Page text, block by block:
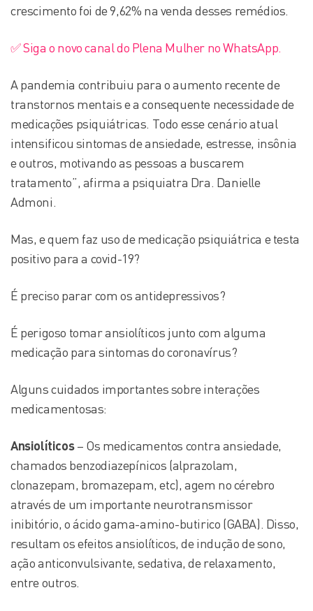
crescimento foi de 9,62% na venda desses remédios.
✅ Siga o novo canal do Plena Mulher no WhatsApp.
A pandemia contribuiu para o aumento recente de
transtornos mentais e a consequente necessidade de
medicações psiquiátricas. Todo esse cenário atual
intensificou sintomas de ansiedade, estresse, insônia
e outros, motivando as pessoas a buscarem
tratamento”, afirma a psiquiatra Dra. Danielle
Admoni.
Mas, e quem faz uso de medicação psiquiátrica e testa
positivo para a covid-19?
É preciso parar com os antidepressivos?
É perigoso tomar ansiolíticos junto com alguma
medicação para sintomas do coronavírus?
Alguns cuidados importantes sobre interações
medicamentosas:
Ansiolíticos– Os medicamentos contra ansiedade,
chamados benzodiazepínicos (alprazolam,
clonazepam, bromazepam, etc), agem no cérebro
através de um importante neurotransmissor
inibitório, o ácido gama-amino-butirico (GABA). Disso,
resultam os efeitos ansiolíticos, de indução de sono,
ação anticonvulsivante, sedativa, de relaxamento,
entre outros.